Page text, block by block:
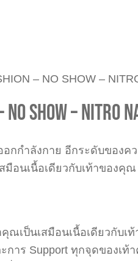
– NO SHOW –
SHOW – NITRO
อกกำลังกาย อีกระดับของ
มือนเนื้อเดียวกับเท้าของ
ณเป็นเสมือนเนื้อเดียวกับเ
การ Support ทุกจุดของเ